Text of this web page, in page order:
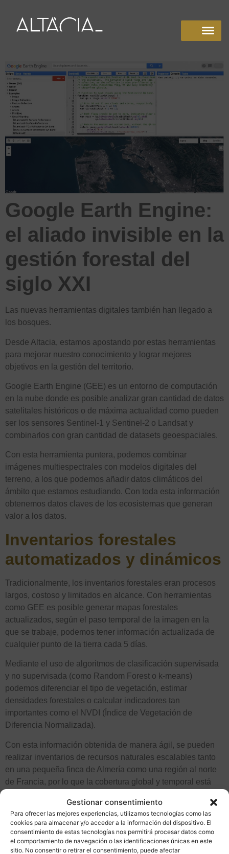
Gestionar consentimiento
Para ofrecer las mejores experiencias, utilizamos tecnologías como las
cookies para almacenar y/o acceder a la información del dispositivo. El
consentimiento de estas tecnologías nos permitirá procesar datos como
el comportamiento de navegación o las identificaciones únicas en este
sitio. No consentir o retirar el consentimiento, puede afectar
Google Earth Engine:
el aliado invisible en la
gestión forestal del
siglo XXI
Las nuevas herramientas digitales también han llegado a
los bosques.
Desde Altacia, estamos apostando por estas herramientas
para mejorar nuestro conocimiento y lograr mejores
objetivos en la gestión del territorio.
Google Earth Engine (GEE) es un entorno de computación
en la nube donde es posible analizar gran cantidad de datos
satelitales históricos o de máxima actualidad como pueden
ser los sensores Sentinel-1 y Sentinel-2 o Landsat y
combinarlos con gran cantidad de datasets geoespaciales.
Con esta herramienta puntera, podemos combinar
imágenes multiespectrales con modelos digitales del
terreno, a los que podemos añadir datos climáticos del
ámbito que estamos estudiando. Con toda esta información
obtenemos datos claves de los ecosistemas que generan
valor a los datos.
Inventarios forestales
automatizados y dinámicos
Tradicionalmente, los inventarios forestales eran procesos
largos, costoso y limitados en alcance. Con herramientas
como GEE es posible generar mapas forestales
actualizados, según el paso temporal de la imagen en la
que se trabaje, podemos tener información actualizada de
cualquier punto de la tierra cada 5 días.
Mediante el uso de algoritmos de clasificación supervisada
y no supervisada (como Random Forest o k-means)
podemos diferenciar el tipo de vegetación, estimar
densidades forestales o calcular indicadores tan
importantes como el NVDI (Índice de Vegetación de
Diferencia Normalizada).
Con esta información obtenida de manera ágil, se pueden
realizar inventarios de recursos naturales escalables tanto
en una pequeña finca de Almería como una región al norte
de Francia, por lo que la cobertura global y temporal está
Reconocimiento de
especies forestales con